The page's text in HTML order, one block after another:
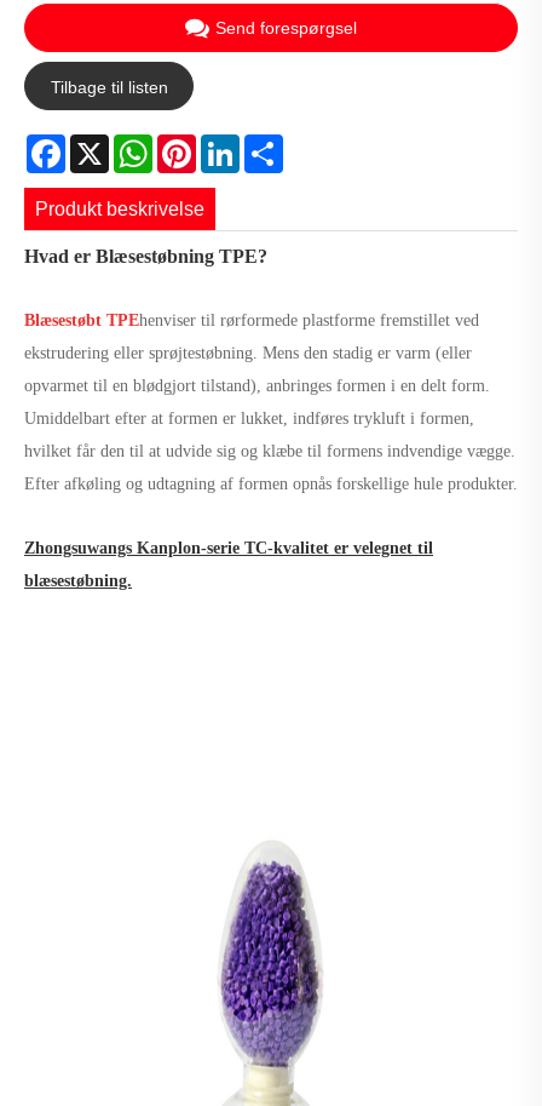
Send forespørgsel
Tilbage til listen
Facebook
X WhatsApp
PinterestLinkedIn
Produkt beskrivelse
Hvad er Blæsestøbning TPE?
Blæsestøbt TPEhenviser til rørformede plastforme fremstillet ved
ekstrudering eller sprøjtestøbning. Mens den stadig er varm (eller
opvarmet til en blødgjort tilstand), anbringes formen i en delt form.
Umiddelbart efter at formen er lukket, indføres trykluft i formen,
hvilket får den til at udvide sig og klæbe til formens indvendige vægge.
Efter afkøling og udtagning af formen opnås forskellige hule produkter.
Zhongsuwangs Kanplon-serie TC-kvalitet er velegnet til
blæsestøbning.